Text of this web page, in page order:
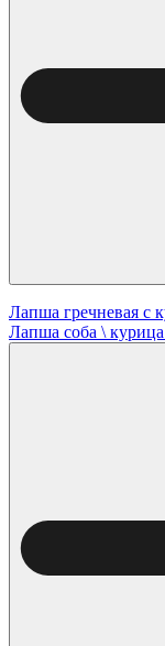
Лапша гречневая с
Лапша соба \